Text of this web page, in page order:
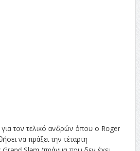
τον τελικό ανδρών όπου ο Roger
να πράξει την τέταρτη